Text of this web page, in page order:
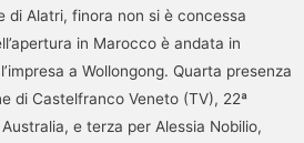
di Alatri, finora non si è concessa
in Marocco è andata in
a Wollongong. Quarta presenza
di Castelfranco Veneto (TV), 22ª
e terza per Alessia Nobilio,